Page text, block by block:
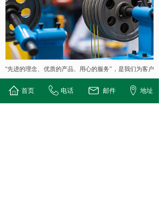
“先进的理念、优质的产品、用心的服务”，是我们为客户
宗旨“开普特种电缆愿与您及社会各界朋友共同发展！
首页 电话 邮件 地址